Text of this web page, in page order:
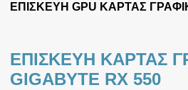
ΕΠΙΣΚΕΥΗ GPU ΚΑΡΤΑΣ
ΕΠΙΣΚΕΥΗ ΚΑΡΤΑΣ
GIGABYTE RX 550